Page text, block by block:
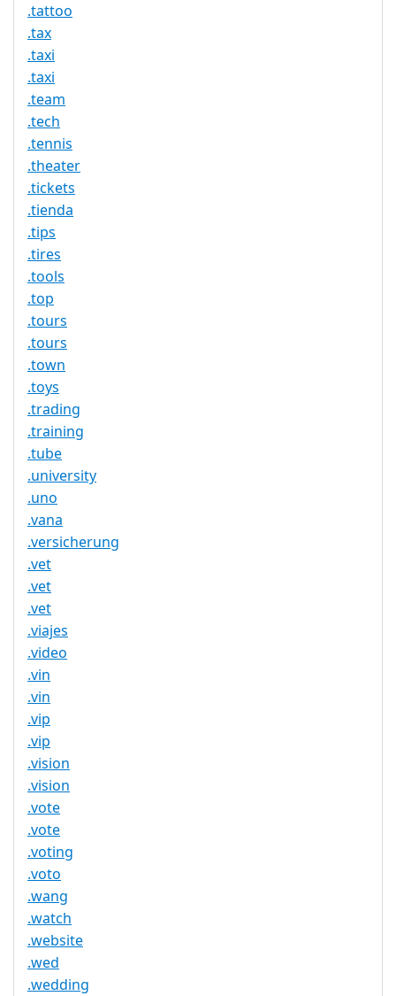
.tattoo
.tax
.taxi
.taxi
.team
.tech
.tennis
.theater
.tickets
.tienda
.tips
.tires
.tools
.top
.tours
.tours
.town
.toys
.trading
.training
.tube
.university
.uno
.vana
.versicherung
.vet
.vet
.vet
.viajes
.video
.vin
.vin
.vip
.vip
.vision
.vision
.vote
.vote
.voting
.voto
.wang
.watch
.website
.wed
.wedding